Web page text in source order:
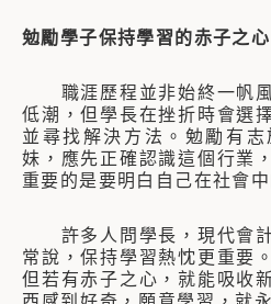
勉勵學子保持學習的赤子之心
職涯歷程並非始終一帆風
低潮，但學長在挫折時會選
並尋找解決方法。勉勵有
妹，應先正確認識這個行業
重要的是要明白自己在社會中
許多人問學長，現代會計
常說，保持學習熱忱更重要
但若有赤子之心，就能吸收